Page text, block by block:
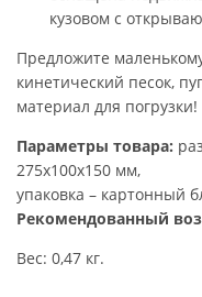
кузовом с
Предложите
кинетический песок,
материал для погрузки!
Параметры товара:
275х100х150 мм,
упаковка – картонный
Рекомендованный
Вес: 0,47 кг.